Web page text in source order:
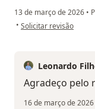
13 de março de 2026 •
• na opinião do utilizador
Solicitar revisão
Leonardo
Agradeço pelo
16 de março de 2026